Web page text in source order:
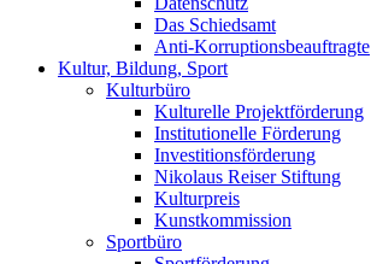
Das Schiedsamt
Anti-Korruptionsbeauftragte
Kultur, Bildung, Sport
Kulturbüro
Kulturelle Projektförderung
Institutionelle Förderung
Investitionsförderung
Nikolaus Reiser Stiftung
Kulturpreis
Kunstkommission
Sportbüro